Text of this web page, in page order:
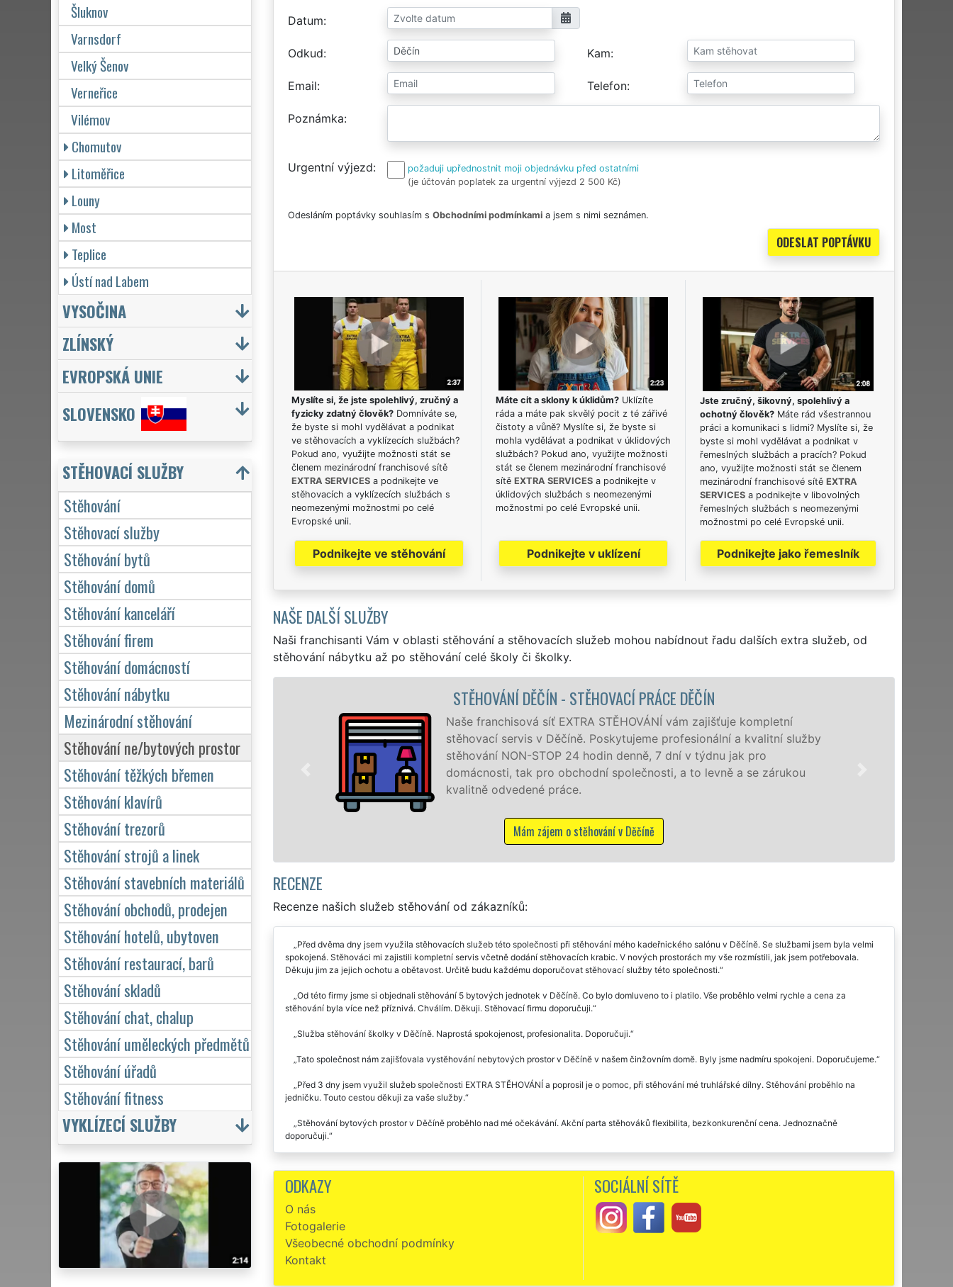
Datum
Odkud Kam
Email Telefon
Poznámka
Urgentní výjezd
požaduji upřednostnit moji objednávku před ostatními
(je účtován poplatek za urgentní výjezd 2 500 Kč)
Odesláním poptávky souhlasím s Obchodními podmínkamia jsem s nimi seznámen.
Myslíte si, že jste spolehlivý, zručný a
fyzicky zdatný člověk?Domníváte se,
že byste si mohl vydělávat a podnikat
ve stěhovacích a vyklízecích službách?
Pokud ano, využijte možnosti stát se
členem mezinárodní franchisové sítě
EXTRA SERVICESa podnikejte ve
stěhovacích a vyklízecích službách s
neomezenými možnostmi po celé
Evropské unii.
Podnikejte ve stěhování
Máte cit a sklony k úklidům?Uklízíte
ráda a máte pak skvělý pocit z té zářivé
čistoty a vůně? Myslíte si, že byste si
mohla vydělávat a podnikat v úklidových
službách? Pokud ano, využijte možnosti
stát se členem mezinárodní franchisové
sítě EXTRA SERVICESa podnikejte v
úklidových službách s neomezenými
možnostmi po celé Evropské unii.
Podnikejte v uklízení
Jste zručný, šikovný, spolehlivý a
ochotný člověk? Máte rád všestrannou
práci a komunikaci s lidmi? Myslíte si, že
byste si mohl vydělávat a podnikat v
řemeslných službách a pracích? Pokud
ano, využijte možnosti stát se členem
mezinárodní franchisové sítě EXTRA
SERVICES a podnikejte v libovolných
řemeslných službách s neomezenými
možnostmi po celé Evropské unii.
Podnikejte jako řemeslník
NAŠE DALŠÍ SLUŽBY
Naši franchisanti Vám v oblasti stěhování a stěhovacích služeb mohou nabídnout řadu dalších extra služeb, od
stěhování nábytku až po stěhování celé školy či školky.
STĚHOVÁNÍ DĚČÍN - STĚHOVACÍ PRÁCE DĚČÍN
Naše franchisová síť EXTRA STĚHOVÁNÍ vám zajišťuje kompletní
stěhovací servis v Děčíně. Poskytujeme profesionální a kvalitní služby
stěhování NON-STOP 24 hodin denně, 7 dní v týdnu jak pro
domácnosti, tak pro obchodní společnosti, a to levně a se zárukou
kvalitně odvedené práce.
RECENZE
Recenze našich služeb stěhování od zákazníků:
Před dvěma dny jsem využila stěhovacích služeb této společnosti při stěhování mého kadeřnického salónu v Děčíně. Se službami jsem byla velmi
spokojená. Stěhováci mi zajistili kompletní servis včetně dodání stěhovacích krabic. V nových prostorách my vše rozmístili, jak jsem potřebovala.
Děkuju jim za jejich ochotu a obětavost. Určitě budu každému doporučovat stěhovací služby této společnosti.
Od této firmy jsme si objednali stěhování 5 bytových jednotek v Děčíně. Co bylo domluveno to i platilo. Vše proběhlo velmi rychle a cena za
stěhování byla více než příznivá. Chválím. Děkuji. Stěhovací firmu doporučuji.
Služba stěhování školky v Děčíně. Naprostá spokojenost, profesionalita. Doporučuji.
Tato společnost nám zajišťovala vystěhování nebytových prostor v Děčíně v našem činžovním domě. Byly jsme nadmíru spokojeni. Doporučujeme.
Před 3 dny jsem využil služeb společnosti EXTRA STĚHOVÁNÍ a poprosil je o pomoc, při stěhování mé truhlářské dílny. Stěhování proběhlo na
jedničku. Touto cestou děkuji za vaše služby.
Stěhování bytových prostor v Děčíně proběhlo nad mé očekávání. Akční parta stěhováků flexibilita, bezkonkurenční cena. Jednoznačně
doporučuji.
i nadále. Doporučujeme tuto stěhovací společnost.
Doporučujeme každému.
ODKAZY
O nás
Fotogalerie
Všeobecné obchodní podmínky
Kontakt
SOCIÁLNÍ SÍTĚ
Šluknov
Varnsdorf
Velký Šenov
Verneřice
Vilémov
Chomutov
Litoměřice
Louny
Most
Teplice
Ústí nad Labem
VYSOČINA
ZLÍNSKÝ
EVROPSKÁ UNIE
SLOVENSKO
STĚHOVACÍ SLUŽBY
Stěhování
Stěhovací služby
Stěhování bytů
Stěhování domů
Stěhování kanceláří
Stěhování firem
Stěhování domácností
Stěhování nábytku
Mezinárodní stěhování
Stěhování ne/bytových prostor
Stěhování těžkých břemen
Stěhování klavírů
Stěhování trezorů
Stěhování strojů a linek
Stěhování stavebních materiálů
Stěhování obchodů, prodejen
Stěhování hotelů, ubytoven
Stěhování restaurací, barů
Stěhování skladů
Stěhování chat, chalup
Stěhování uměleckých předmětů
Stěhování úřadů
Stěhování fitness
VYKLÍZECÍ SLUŽBY